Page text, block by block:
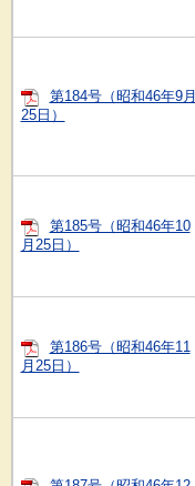
第184号（昭和46年9月
25日）
第185号（昭和46年10
月25日）
第186号（昭和46年11
月25日）